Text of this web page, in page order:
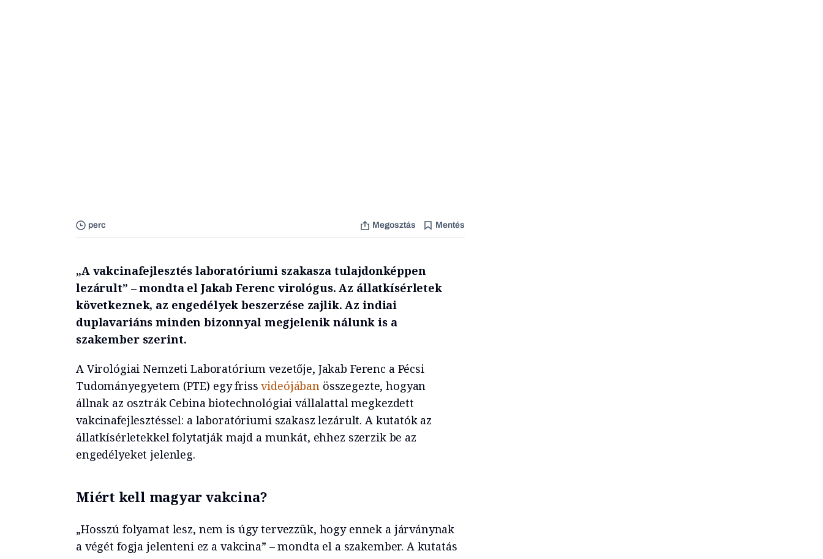
perc Megosztás Mentés
„A vakcinafejlesztés laboratóriumi szakasza tulajdonképpen
lezárult” – mondta el Jakab Ferenc virológus. Az állatkísérletek
következnek, az engedélyek beszerzése zajlik. Az indiai
duplavariáns minden bizonnyal megjelenik nálunk is a
szakember szerint.
A Virológiai Nemzeti Laboratórium vezetője, Jakab Ferenc a Pécsi
Tudományegyetem (PTE) egy frissvideójábanösszegezte, hogyan
állnak az osztrák Cebina biotechnológiai vállalattal megkezdett
vakcinafejlesztéssel: a laboratóriumi szakasz lezárult. A kutatók az
állatkísérletekkel folytatják majd a munkát, ehhez szerzik be az
engedélyeket jelenleg.
Miért kell magyar vakcina?
„Hosszú folyamat lesz, nem is úgy tervezzük, hogy ennek a járványnak
a végét fogja jelenteni ez a vakcina” – mondta el a szakember. A kutatás